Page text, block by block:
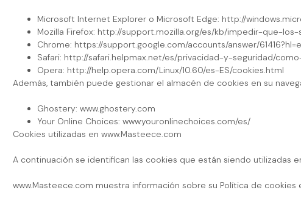
Microsoft Internet Explorer o Microsoft Edge: http://
Mozilla Firefox: http://support.mozilla.org/es/kb/impedir-que-
Chrome: https://support.google.com/accounts/answer/
Safari: http://safari.helpmax.net/es/privacidad-y-seguridad/
Opera: http://help.opera.com/Linux/10.60/es-ES/cookies.html
Además, también puede gestionar el almacén de cookies en su
Ghostery: www.ghostery.com
Your Online Choices: www.youronlinechoices.com/es/
Cookies utilizadas en www.Masteece.com
A continuación se identifican las cookies que están siendo utilizadas
www.Masteece.com muestra información sobre su Política de